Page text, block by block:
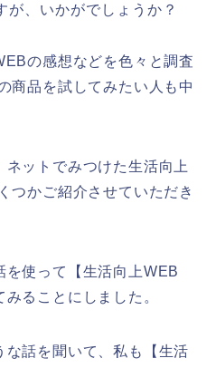
が、いかがでしょうか？
の感想などを色々と調査
商品を試してみたい人も中
ットでみつけた生活向上
つかご紹介させていただき
を使って【生活向上WEB
ることにしました。
な話を聞いて、私も【生活